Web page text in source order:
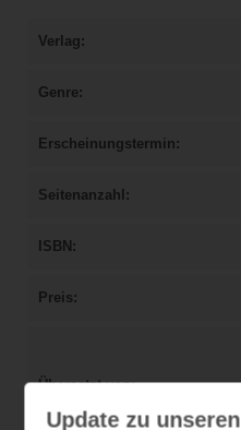
Verlag
Genre
Erscheinungstermin
Seitenanzahl
ISBN
Preis
Übersetzt von
Update zu unseren